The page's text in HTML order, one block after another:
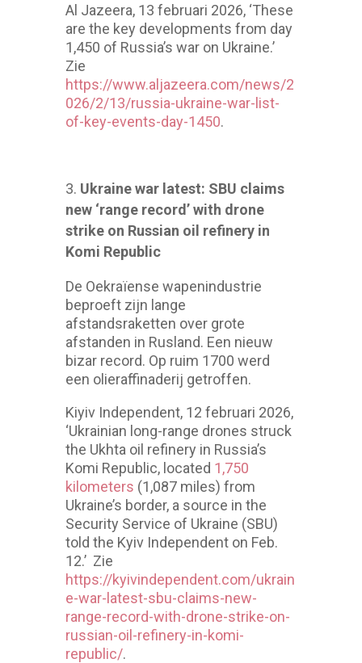
Al Jazeera, 13 februari 2026, ‘These
are the key developments from day
1,450 of Russia’s war on Ukraine.’
Zie
https://www.aljazeera.com/news/2
026/2/13/russia-ukraine-war-list-
of-key-events-day-1450.
Ukraine war latest: SBU claims
new ‘range record’ with drone
strike on Russian oil refinery in
Komi Republic
De Oekraïense wapenindustrie
beproeft zijn lange
afstandsraketten over grote
afstanden in Rusland. Een nieuw
bizar record. Op ruim 1700 werd
een olieraffinaderij getroffen.
Kiyiv Independent, 12 februari 2026,
‘Ukrainian long-range drones struck
the Ukhta oil refinery in Russia’s
Komi Republic, located 1,750
kilometers (1,087 miles) from
Ukraine’s border, a source in the
Security Service of Ukraine (SBU)
told the Kyiv Independent on Feb.
12.’ Zie
https://kyivindependent.com/ukrain
e-war-latest-sbu-claims-new-
range-record-with-drone-strike-on-
russian-oil-refinery-in-komi-
republic/.